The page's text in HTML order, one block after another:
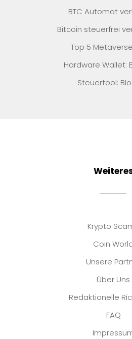
BTC Automat
Bitcoin steuerfrei
Top 5
Hardware Wallet:
Steuertool:
Krypto
Coin
Unsere
Über Uns
Redaktionelle
FAQ